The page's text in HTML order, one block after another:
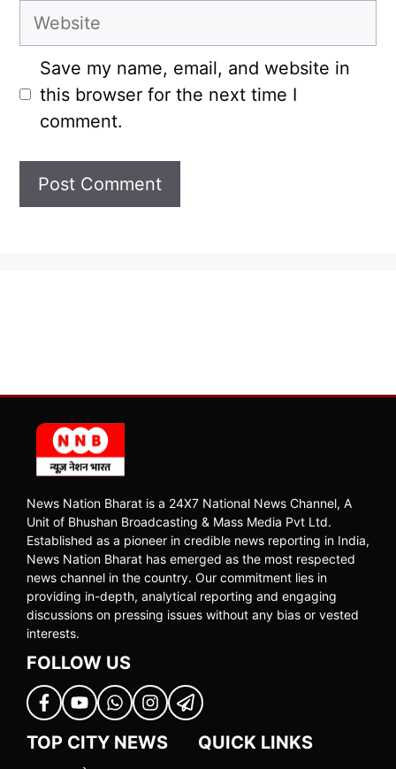
Website
Save my name, email, and website in
this browser for the next time I
comment.
News Nation Bharat is a 24X7 National News Channel, A
Unit of Bhushan Broadcasting & Mass Media Pvt Ltd.
Established as a pioneer in credible news reporting in India,
News Nation Bharat has emerged as the most respected
news channel in the country. Our commitment lies in
providing in-depth, analytical reporting and engaging
discussions on pressing issues without any bias or vested
interests.
FOLLOW US
TOP CITY NEWS QUICK LINKS